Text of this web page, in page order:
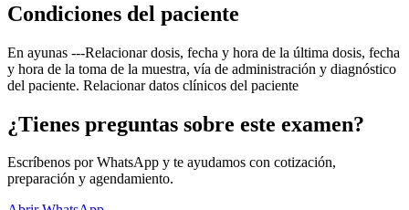
Condiciones del paciente
En ayunas ---Relacionar dosis, fecha y hora de la última dosis, fecha
y hora de la toma de la muestra, vía de administración y diagnóstico
del paciente. Relacionar datos clínicos del paciente
¿Tienes preguntas sobre este examen?
Escríbenos por WhatsApp y te ayudamos con cotización,
preparación y agendamiento.